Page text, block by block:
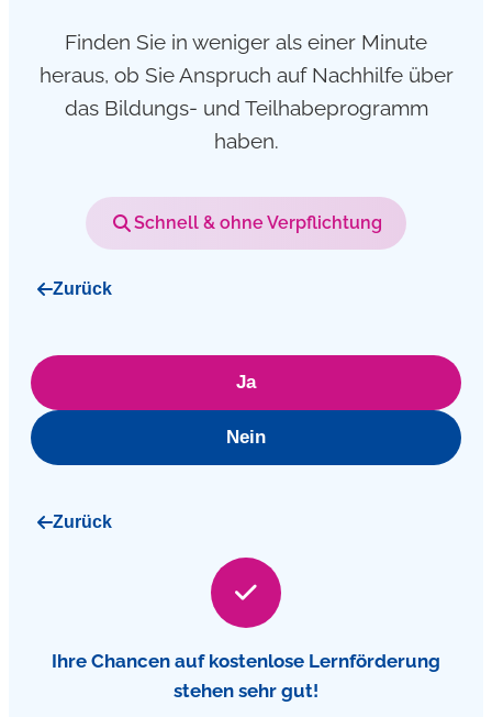
Finden Sie in weniger als einer Minute
heraus, ob Sie Anspruch auf Nachhilfe über
das Bildungs- und Teilhabeprogramm
haben.
Schnell & ohne Verpflichtung
Zurück
Ja
Nein
Zurück
Ihre Chancen auf kostenlose Lernförderung
stehen sehr gut!